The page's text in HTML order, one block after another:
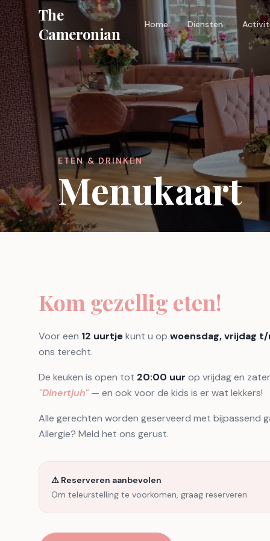
The
Cameronian
Home Diensten
ETEN & DRINKEN
Menukaart
Kom gezellig eten!
Voor een 12 uurtjekunt u op woensdag, vrijdag
ons terecht.
De keuken is open tot 20:00 uur op vrijdag en
"Dinertjuh"— en ook voor de kids is er wat lekkers!
Alle gerechten worden geserveerd met bijpassend
Allergie? Meld het ons gerust.
⚠️ Reserveren aanbevolen
Om teleurstelling te voorkomen, graag reserveren.